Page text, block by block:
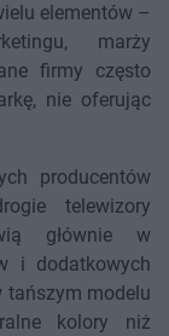
elementów –
marży
firmy często
nie oferując
producentów
telewizory
głównie w
i dodatkowych
tańszym modelu
kolory niż